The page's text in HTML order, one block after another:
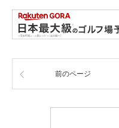
前のページ